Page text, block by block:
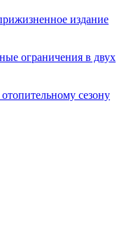
издание
ограничения в двух
сезону